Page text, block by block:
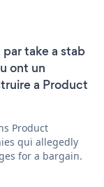
take a stab
ont un
a Product
Product
qui allegedly
for a bargain.